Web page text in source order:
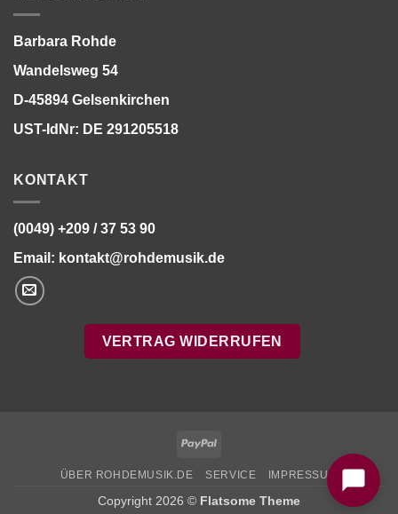
Barbara Rohde
Wandelsweg 54
D-45894 Gelsenkirchen
UST-IdNr: DE 291205518
KONTAKT
(0049) +209 / 37 53 90
Email: kontakt@rohdemusik.de
VERTRAG WIDERRUFEN
PayPal
ÜBER ROHDEMUSIK.DE SERVICE IMPRESSUM
Copyright 2026 © Flatsome Theme